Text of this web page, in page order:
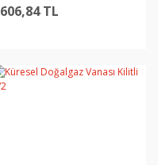
606,84 TL